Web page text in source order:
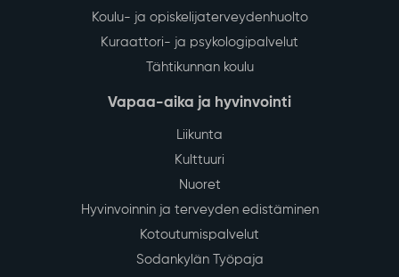
Koulu- ja opiskelijaterveydenhuolto
Kuraattori- ja psykologipalvelut
Tähtikunnan koulu
Vapaa-aika ja hyvinvointi
Liikunta
Kulttuuri
Nuoret
Hyvinvoinnin ja terveyden edistäminen
Kotoutumispalvelut
Sodankylän Työpaja